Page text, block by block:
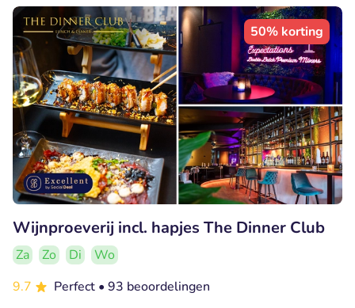
50% korting
Wijnproeverij incl. hapjes The Dinner Club
Za Zo Di
Wo
9.7
Perfect • 93 beoordelingen